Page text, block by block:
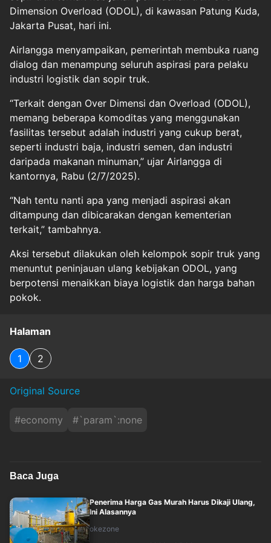
Dimension Overload (ODOL), di kawasan Patung Kuda,
Jakarta Pusat, hari ini.
Airlangga menyampaikan, pemerintah membuka ruang
dialog dan menampung seluruh aspirasi para pelaku
industri logistik dan sopir truk.
“Terkait dengan Over Dimensi dan Overload (ODOL),
memang beberapa komoditas yang menggunakan
fasilitas tersebut adalah industri yang cukup berat,
seperti industri baja, industri semen, dan industri
daripada makanan minuman,” ujar Airlangga di
kantornya, Rabu (2/7/2025).
“Nah tentu nanti apa yang menjadi aspirasi akan
ditampung dan dibicarakan dengan kementerian
terkait,” tambahnya.
Aksi tersebut dilakukan oleh kelompok sopir truk yang
menuntut peninjauan ulang kebijakan ODOL, yang
berpotensi menaikkan biaya logistik dan harga bahan
pokok.
Halaman
1 2
Original Source
#economy #`param`:none
Baca Juga
Penerima Harga Gas Murah Harus Dikaji Ulang,
Ini Alasannya
okezone